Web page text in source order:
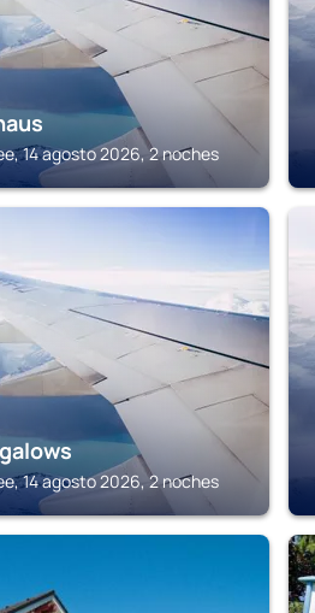
14 agosto 2026, 2 noches
14 agosto 2026, 2 noches